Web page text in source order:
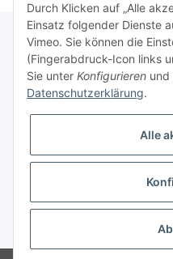
Informationen
Gesetzliche Informationen
* Alle Preise zzgl. gesetzlicher USt.,
Durch Klicken auf „Alle
Einsatz folgender Dienste
Vimeo. Sie können die
(Fingerabdruck-Icon links
Sie unter Konfigurieren und
Datenschutzerklärung.
Alle